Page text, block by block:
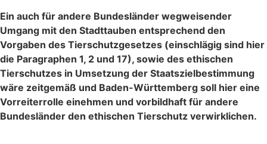
Ein auch für andere Bundesländer wegweisender
Umgang mit den Stadttauben entsprechend den
Vorgaben des Tierschutzgesetzes (einschlägig sind hier
die Paragraphen 1, 2 und 17), sowie des ethischen
Tierschutzes in Umsetzung der Staatszielbestimmung
wäre zeitgemäß und Baden-Württemberg soll hier eine
Vorreiterrolle einehmen und vorbildhaft für andere
Bundesländer den ethischen Tierschutz verwirklichen.